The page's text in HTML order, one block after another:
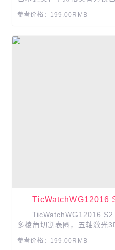
你在舒适中安然入睡。...
参考价格：199.00RMB
TicWatchWG12016
TicWatchWG12016
多棱角切割表圈，五轴激光
钮，戴手套也能精准盲
参考价格：199.00RMB